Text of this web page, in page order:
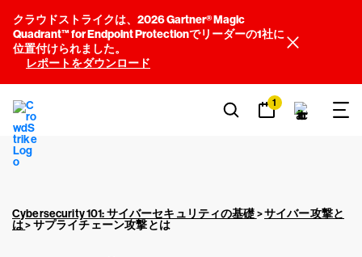
クラウドストライクは、2026 Gartner® Magic
Quadrant™ for Endpoint Protectionでリーダーの1社に
位置付けられました。
レポートをダウンロード
1
Cybersecurity 101: サイバーセキュリティの基礎>サイバー攻撃と
は>サプライチェーン攻撃とは